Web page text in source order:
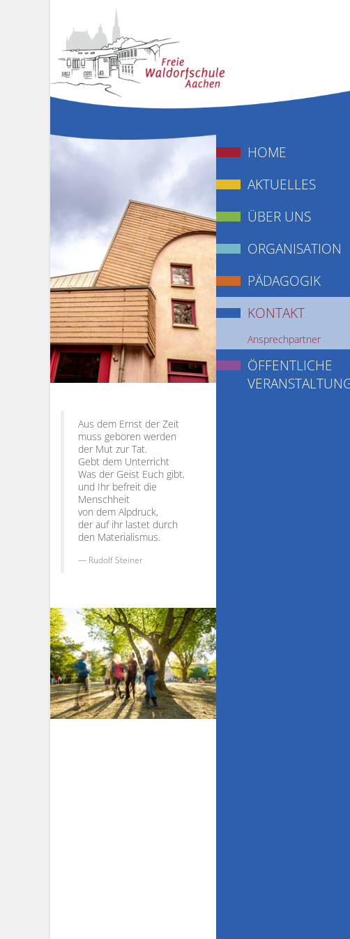
HOME
AKTUELLES
ÜBER UNS
ORGANISATION
PÄDAGOGIK
KONTAKT
Ansprechpartner
ÖFFENTLICHE
Aus dem Ernst der Zeit
muss geboren werden
der Mut zur Tat.
Gebt dem Unterricht
Was der Geist Euch gibt,
und Ihr befreit die
Menschheit
von dem Alpdruck,
der auf ihr lastet durch
den Materialismus.
Rudolf Steiner